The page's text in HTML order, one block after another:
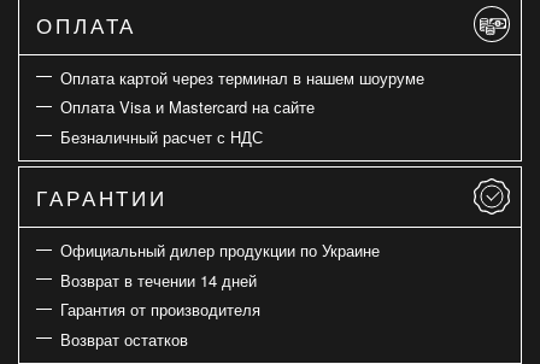
ОПЛАТА
Оплата картой через терминал в нашем шоуруме
Оплата Visa и Mastercard на сайте
Безналичный расчет с НДС
ГАРАНТИИ
Официальный дилер продукции по Украине
Возврат в течении 14 дней
Гарантия от производителя
Возврат остатков